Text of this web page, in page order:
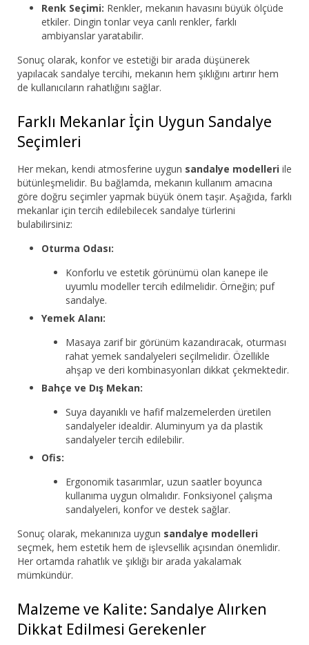
Renk Seçimi: Renkler, mekanın havasını büyük ölçüde
etkiler. Dingin tonlar veya canlı renkler, farklı
ambiyanslar yaratabilir.
Sonuç olarak, konfor ve estetiği bir arada düşünerek
yapılacak sandalye tercihi, mekanın hem şıklığını artırır hem
de kullanıcıların rahatlığını sağlar.
Farklı Mekanlar İçin Uygun Sandalye
Seçimleri
Her mekan, kendi atmosferine uygun sandalye modelleri ile
bütünleşmelidir. Bu bağlamda, mekanın kullanım amacına
göre doğru seçimler yapmak büyük önem taşır. Aşağıda, farklı
mekanlar için tercih edilebilecek sandalye türlerini
bulabilirsiniz:
Oturma Odası:
Konforlu ve estetik görünümü olan kanepe ile
uyumlu modeller tercih edilmelidir. Örneğin; puf
sandalye.
Yemek Alanı:
Masaya zarif bir görünüm kazandıracak, oturması
rahat yemek sandalyeleri seçilmelidir. Özellikle
ahşap ve deri kombinasyonları dikkat çekmektedir.
Bahçe ve Dış Mekan:
Suya dayanıklı ve hafif malzemelerden üretilen
sandalyeler idealdir. Aluminyum ya da plastik
sandalyeler tercih edilebilir.
Ofis:
Ergonomik tasarımlar, uzun saatler boyunca
kullanıma uygun olmalıdır. Fonksiyonel çalışma
sandalyeleri, konfor ve destek sağlar.
Sonuç olarak, mekanınıza uygun sandalye modelleri
seçmek, hem estetik hem de işlevsellik açısından önemlidir.
Her ortamda rahatlık ve şıklığı bir arada yakalamak
mümkündür.
Malzeme ve Kalite: Sandalye Alırken
Dikkat Edilmesi Gerekenler